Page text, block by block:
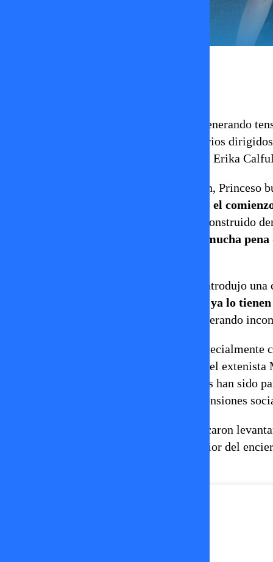
sigue generando
quien encendió el ambiente con comentarios
intensa arenga a su compañera de equipo, Erika
En el contexto de una posible eliminación, Princeso
“No te vas a ir, no es el fin, sólo el
intensidad, apelando al vínculo que han construido
“Me daría mucha
Sin embargo, el tono cambió cuando él introdujo
“En cambio, hay otras que ya lo
, afirmó, generando
El comentario no pasó desapercibido,
alto estándar de vida tras su relación con el
famosos y desconocidos, estas diferencias han
espacio, basado en la convivencia y las tensiones
Así, las palabras de Princeso no solo buscaron
privilegios, mérito y convivencia al interior del